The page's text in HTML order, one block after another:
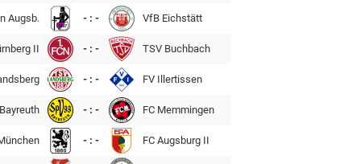
Augsb. - : - VfB Eichstätt
II - : - TSV Buchbach
- : - FV Illertissen
- : - FC Memmingen
- : - FC Augsburg II